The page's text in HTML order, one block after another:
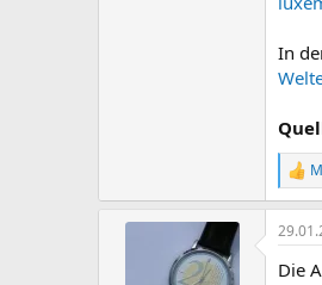
In
R
e
a
k
i
Die